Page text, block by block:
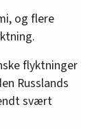
og flere
flyktninger
Russlands
svært